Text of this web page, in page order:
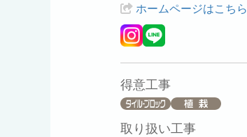
ホームページはこちら
得意工事
取り扱い工事